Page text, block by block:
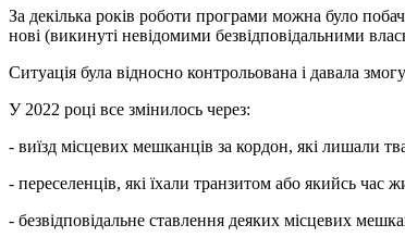
За декілька років роботи програми можна було
нові (викинуті невідомими безвідповідальними
Ситуація була відносно контрольована і давала
У 2022 році все змінилось через:
- виїзд місцевих мешканців за кордон, які лишали
- переселенців, які їхали транзитом або якийсь час
- безвідповідальне ставлення деяких місцевих